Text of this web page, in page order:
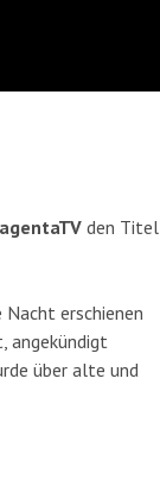
den Titel
erschienen
angekündigt
über alte und